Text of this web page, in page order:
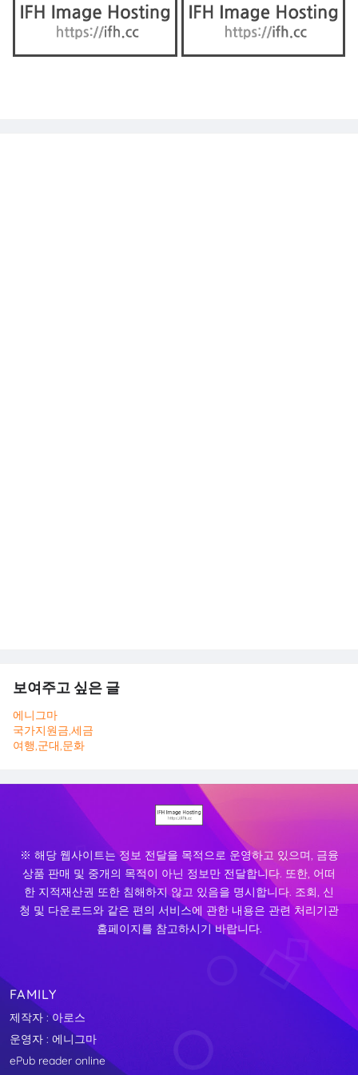
보여주고 싶은 글
에니그마
국가지원금,세금
여행,군대,문화
※ 해당 웹사이트는 정보 전달을 목적으로 운영하고 있으며, 금융
상품 판매 및 중개의 목적이 아닌 정보만 전달합니다. 또한, 어떠
한 지적재산권 또한 침해하지 않고 있음을 명시합니다. 조회, 신
청 및 다운로드와 같은 편의 서비스에 관한 내용은 관련 처리기관
홈페이지를 참고하시기 바랍니다.
FAMILY
제작자 : 아로스
운영자 : 에니그마
ePub reader online